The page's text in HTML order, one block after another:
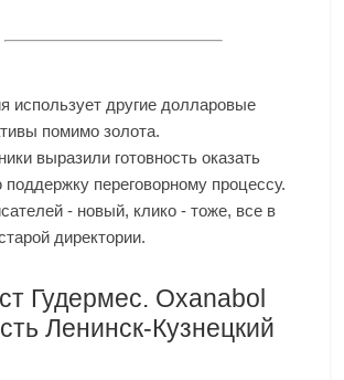
использует другие долларовые
помимо золота.
выразили готовность оказать
поддержку переговорному процессу.
- новый, клико - тоже, все в
директории.
Гудермес. Oxanabol
Ленинск-Кузнецкий